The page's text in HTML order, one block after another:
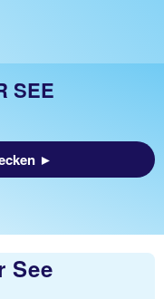
SEE
►
See